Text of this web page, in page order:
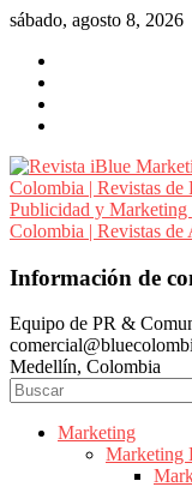
Saltar
contenido
sábado, agosto 8, 2026
Revista
Marketing
Colombia
|
Revistas
Marketing
Información de
Equipo de PR &
Medellín, Colombia
Marketing
Marketing